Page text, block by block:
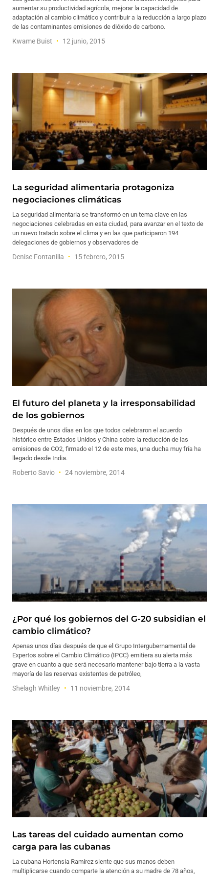
aumentar su productividad agrícola, mejorar la capacidad de
adaptación al cambio climático y contribuir a la reducción a largo plazo
de las contaminantes emisiones de dióxido de carbono.
Kwame Buist 12 junio, 2015
La seguridad alimentaria protagoniza
negociaciones climáticas
La seguridad alimentaria se transformó en un tema clave en las
negociaciones celebradas en esta ciudad, para avanzar en el texto de
un nuevo tratado sobre el clima y en las que participaron 194
delegaciones de gobiernos y observadores de
Denise Fontanilla 15 febrero, 2015
El futuro del planeta y la irresponsabilidad
de los gobiernos
Después de unos días en los que todos celebraron el acuerdo
histórico entre Estados Unidos y China sobre la reducción de las
emisiones de CO2, firmado el 12 de este mes, una ducha muy fría ha
llegado desde India.
Roberto Savio 24 noviembre, 2014
¿Por qué los gobiernos del G-20 subsidian el
cambio climático?
Apenas unos días después de que el Grupo Intergubernamental de
Expertos sobre el Cambio Climático (IPCC) emitiera su alerta más
grave en cuanto a que será necesario mantener bajo tierra a la vasta
mayoría de las reservas existentes de petróleo,
Shelagh Whitley 11 noviembre, 2014
Las tareas del cuidado aumentan como
carga para las cubanas
La cubana Hortensia Ramírez siente que sus manos deben
multiplicarse cuando comparte la atención a su madre de 78 años,